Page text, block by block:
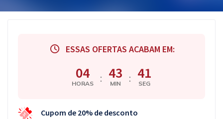
ESSAS OFERTAS ACABAM EM:
04
HORAS : 43
MIN : 40
SEG
Cupom de 20% de desconto